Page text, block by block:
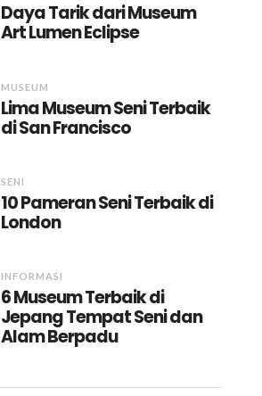
Daya Tarik dari Museum
Art Lumen Eclipse
MUSEUM
Lima Museum Seni Terbaik
di San Francisco
SENI
10 Pameran Seni Terbaik di
London
INFORMASI
6 Museum Terbaik di
Jepang Tempat Seni dan
Alam Berpadu